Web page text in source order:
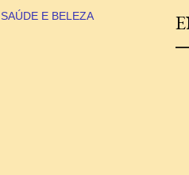
SAÚDE E BELEZA